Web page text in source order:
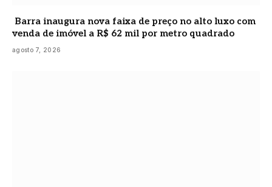
Barra inaugura nova faixa de preço no alto luxo com
venda de imóvel a R$ 62 mil por metro quadrado
agosto 7, 2026